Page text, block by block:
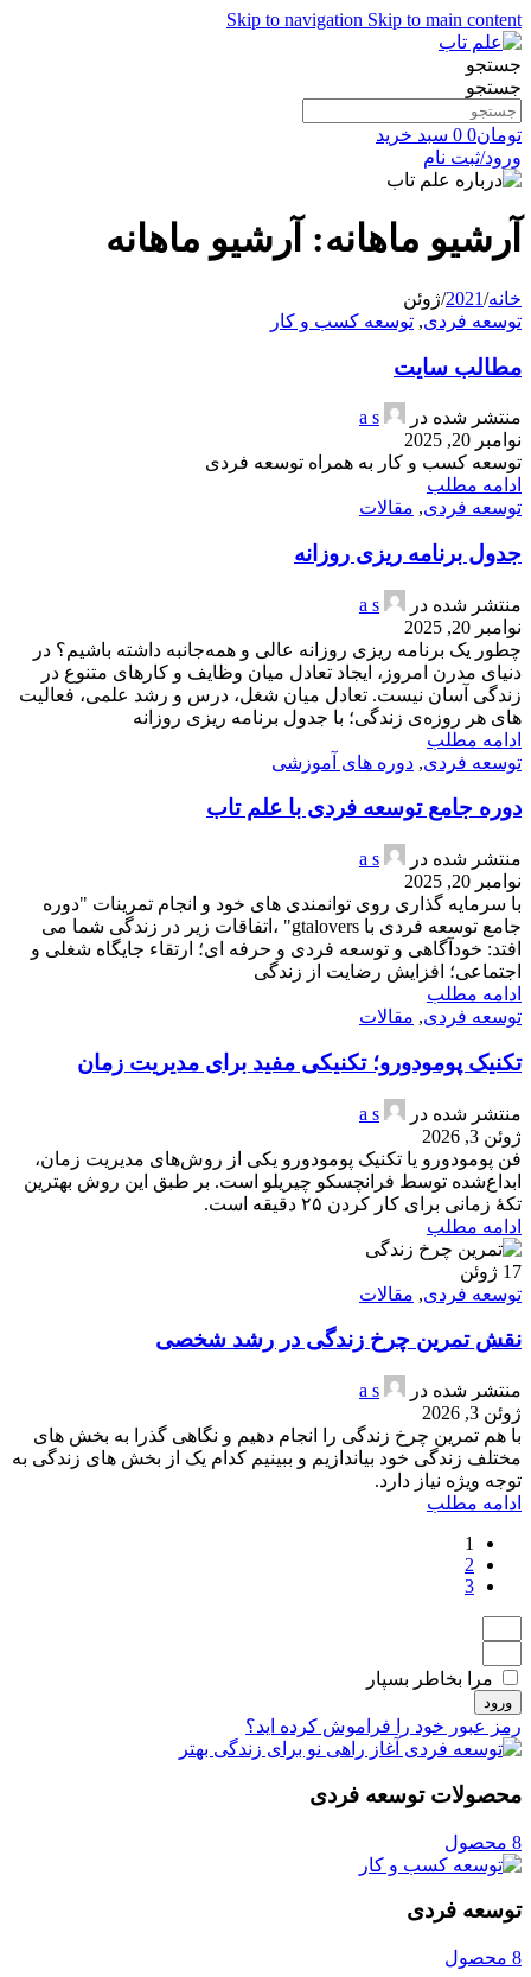
Skip to navigation Skip to main content
جستجو
جستجو
تومان0
0 سبد خرید
ورود/ثبت نام
آرشیو ماهانه: آرشیو ماهانه
خانه/
2021
/ژوئن
توسعه فردی, توسعه کسب و کار
مطالب سایت
منتشر شده در
a s
نوامبر 20, 2025
توسعه کسب و کار به همراه توسعه فردی
ادامه مطلب
توسعه فردی, مقالات
جدول برنامه ریزی روزانه
منتشر شده در
a s
نوامبر 20, 2025
چطور یک برنامه ریزی روزانه عالی و همه‌جانبه داشته باشیم؟ در
دنیای مدرن امروز، ایجاد تعادل میان وظایف و کارهای متنوع در
زندگی‌ آسان نیست. تعادل میان شغل، درس و رشد علمی، فعالیت
های هر روزه‌ی زندگی؛ با جدول برنامه ریزی روزانه
ادامه مطلب
توسعه فردی, دوره های آموزشی
دوره جامع توسعه فردی با علم تاب
منتشر شده در
a s
نوامبر 20, 2025
با سرمایه گذاری روی توانمندی های خود و انجام تمرینات "دوره
جامع توسعه فردی با gtalovers" ،اتفاقات زیر در زندگی شما می
افتد: خودآگاهی و توسعه فردی و حرفه ای؛ ارتقاء جایگاه شغلی و
اجتماعی؛ افزایش رضایت از زندگی
ادامه مطلب
توسعه فردی, مقالات
تکنیک پومودورو؛ تکنیکی مفید برای مدیریت زمان
منتشر شده در
a s
ژوئن 3, 2026
فن پومودورو یا تکنیک پومودورو یکی از روش‌های مدیریت زمان،
ابداع‌شده توسط فرانچسکو چیریلو است. بر طبق این روش بهترین
تکهٔ زمانی برای کار کردن ۲۵ دقیقه است.
ادامه مطلب
17 ژوئن
توسعه فردی, مقالات
نقش تمرین چرخ زندگی در رشد شخصی
منتشر شده در
a s
ژوئن 3, 2026
با هم تمرین چرخ زندگی را انجام دهیم و نگاهی گذرا به بخش های
مختلف زندگی خود بیاندازیم و ببینیم کدام یک از بخش های زندگی به
توجه ویژه نیاز دارد.
ادامه مطلب
1
2
3
مرا بخاطر بسپار
ورود
رمز عبور خود را فراموش کرده اید؟
محصولات توسعه فردی
8 محصول
توسعه فردی
8 محصول